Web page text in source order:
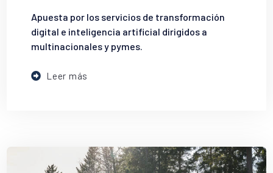
Apuesta por los servicios de transformación
digital e inteligencia artificial dirigidos a
multinacionales y pymes.
Leer más